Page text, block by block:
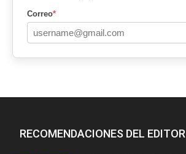
Correo*
RECOMENDACIONES DEL EDITOR